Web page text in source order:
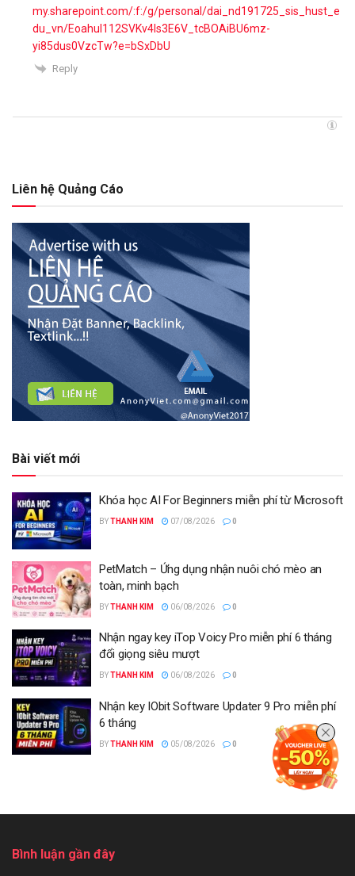
my.sharepoint.com/:f:/g/personal/dai_nd191725_sis_hust_e
du_vn/EoahuI112SVKv4ls3E6V_tcBOAiBU6mz-
yi85dus0VzcTw?e=bSxDbU
Reply
Liên hệ Quảng Cáo
Bài viết mới
Khóa học AI For Beginners miễn phí từ Microsoft
BYTHANH KIM 07/08/2026 0
PetMatch – Ứng dụng nhận nuôi chó mèo an
toàn, minh bạch
BYTHANH KIM 06/08/2026 0
Nhận ngay key iTop Voicy Pro miễn phí 6 tháng
đổi giọng siêu mượt
BYTHANH KIM 06/08/2026 0
Nhận key IObit Software Updater 9 Pro miễn phí
6 tháng
BYTHANH KIM 05/08/2026 0
Bình luận gần đây